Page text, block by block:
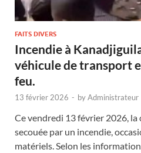
FAITS DIVERS
Incendie à
véhicule de transport
feu.
13 février 2026 - byAdministrateur
Ce vendredi 13 février 2026,
secouée par un incendie,
matériels. Selon les